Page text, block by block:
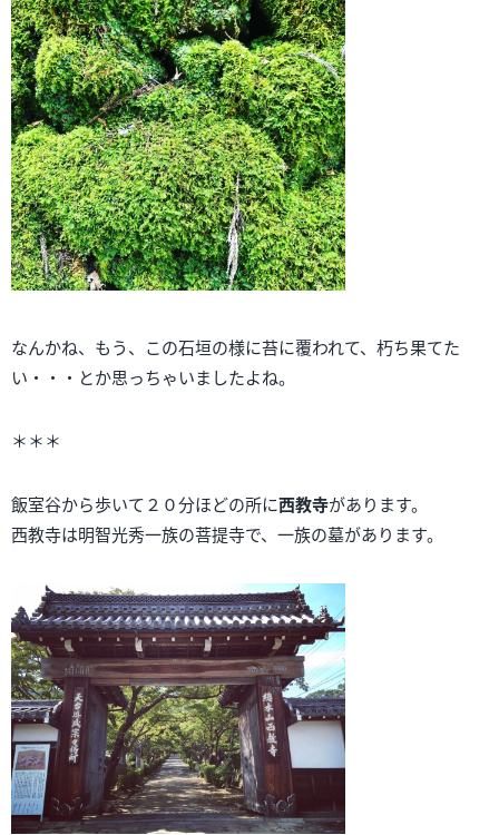
なんかね、もう、この石垣の様に苔に覆われて、朽ち果てた
い・・・とか思っちゃいましたよね。
＊＊＊
飯室谷から歩いて２０分ほどの所に西教寺があります。
西教寺は明智光秀一族の菩提寺で、一族の墓があります。